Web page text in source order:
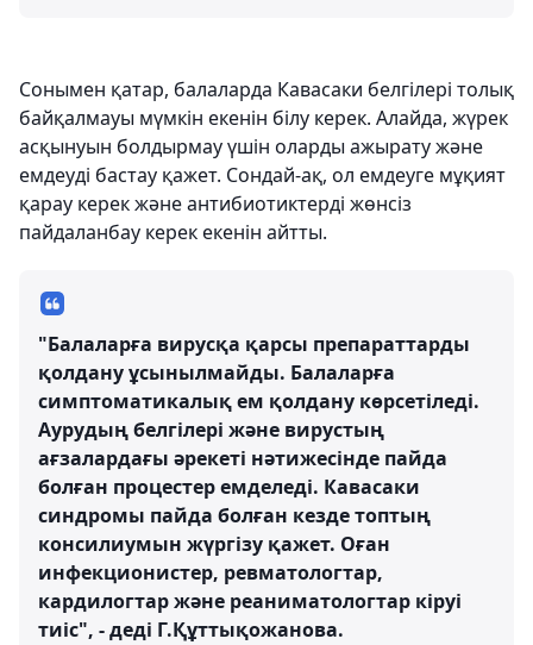
Сонымен қатар, балаларда Кавасаки белгілері толық
байқалмауы мүмкін екенін білу керек. Алайда, жүрек
асқынуын болдырмау үшін оларды ажырату және
емдеуді бастау қажет. Сондай-ақ, ол емдеуге мұқият
қарау керек және антибиотиктерді жөнсіз
пайдаланбау керек екенін айтты.
"Балаларға вирусқа қарсы препараттарды
қолдану ұсынылмайды. Балаларға
симптоматикалық ем қолдану көрсетіледі.
Аурудың белгілері және вирустың
ағзалардағы әрекеті нәтижесінде пайда
болған процестер емделеді. Кавасаки
синдромы пайда болған кезде топтың
консилиумын жүргізу қажет. Оған
инфекционистер, ревматологтар,
кардилогтар және реаниматологтар кіруі
тиіс", - деді Г.Құттықожанова.